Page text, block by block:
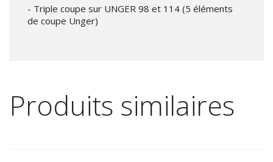
- Triple coupe sur UNGER 98 et 114 (5 éléments
de coupe Unger)
Produits similaires